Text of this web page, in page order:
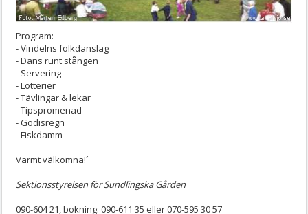
Program:
- Vindelns folkdanslag
- Dans runt stången
- Servering
- Lotterier
- Tävlingar & lekar
- Tipspromenad
- Godisregn
- Fiskdamm
Varmt välkomna!´
Sektionsstyrelsen för Sundlingska Gården
090-604 21, bokning: 090-611 35 eller 070-595 30 57